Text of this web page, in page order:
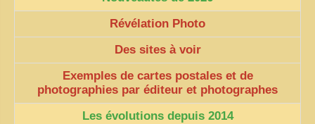
Révélation Photo
Des sites à voir
Exemples de cartes postales et de
photographies par éditeur et photographes
Les évolutions depuis 2014